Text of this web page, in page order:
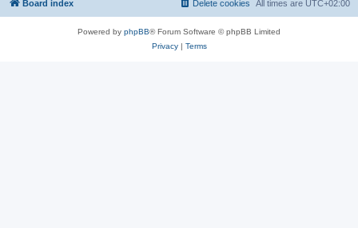
Board index All times are UTC+02:00
Delete cookies
Powered by phpBB® Forum Software © phpBB Limited
Privacy| Terms